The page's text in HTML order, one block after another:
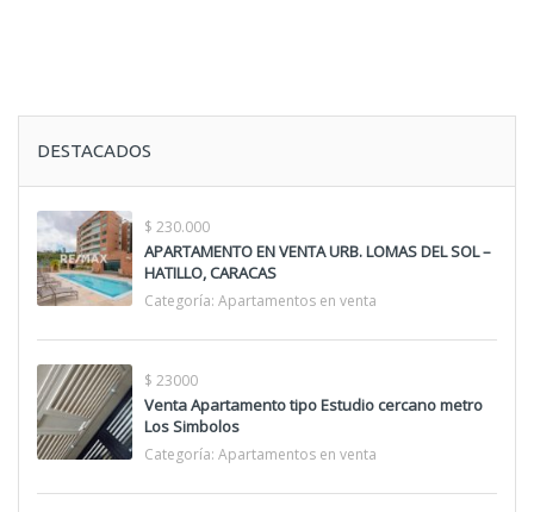
DESTACADOS
$ 230.000
APARTAMENTO EN VENTA URB. LOMAS DEL SOL –
HATILLO, CARACAS
Categoría: Apartamentos en venta
$ 23000
Venta Apartamento tipo Estudio cercano metro
Los Simbolos
Categoría: Apartamentos en venta